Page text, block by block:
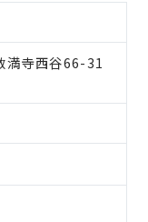
寺西谷66-31